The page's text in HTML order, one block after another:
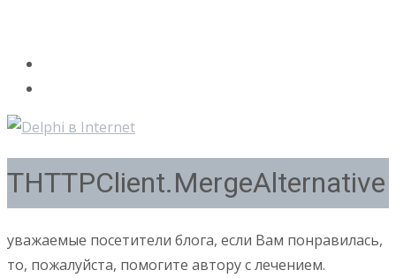
THTTPClient.MergeAlternative
уважаемые посетители блога, если Вам понравилась,
то, пожалуйста, помогите автору с лечением.